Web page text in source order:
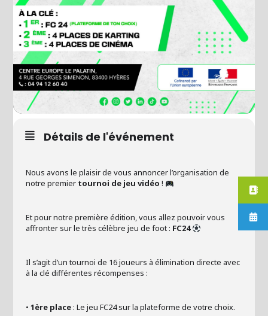
Détails de l'événement
Nous avons le plaisir de vous annoncer l’organisation de
notre premier tournoi de jeu vidéo !
Et pour notre première édition, vous allez pouvoir vous
affronter sur le très célèbre jeu de foot : FC24
Il s’agit d’un tournoi de 16 joueurs à élimination directe avec
à la clé différentes récompenses :
•1ère place: Le jeu FC24 sur la plateforme de votre choix.